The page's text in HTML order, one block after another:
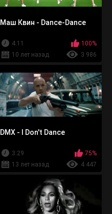
Маш Квин - Dance-Dance
4:11
100%
10 лет назад
3 986
DMX - I Don't Dance
3:29
75%
13 лет назад
4 447